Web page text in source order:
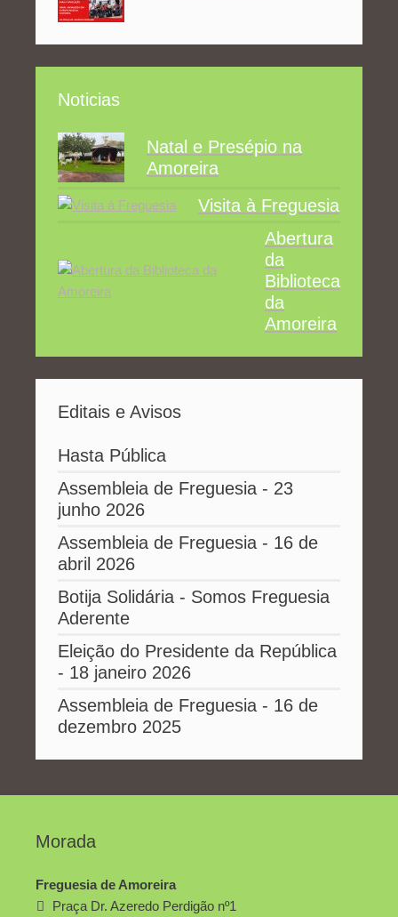
Noticias
Natal e Presépio na
Amoreira
Visita à Freguesia
Abertura
da
Biblioteca
da
Amoreira
Editais e Avisos
Hasta Pública
Assembleia de Freguesia - 23
junho 2026
Assembleia de Freguesia - 16 de
abril 2026
Botija Solidária - Somos Freguesia
Aderente
Eleição do Presidente da República
- 18 janeiro 2026
Assembleia de Freguesia - 16 de
dezembro 2025
Morada
Freguesia de Amoreira
Praça Dr. Azeredo Perdigão nº1